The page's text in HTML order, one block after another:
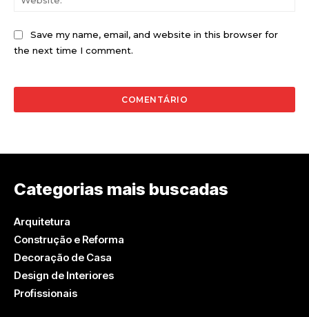
Save my name, email, and website in this browser for
the next time I comment.
Categorias mais buscadas
Arquitetura
Construção e Reforma
Decoração de Casa
Design de Interiores
Profissionais